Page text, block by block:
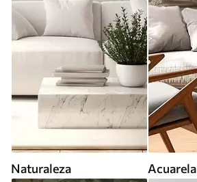
Naturaleza Acuarela